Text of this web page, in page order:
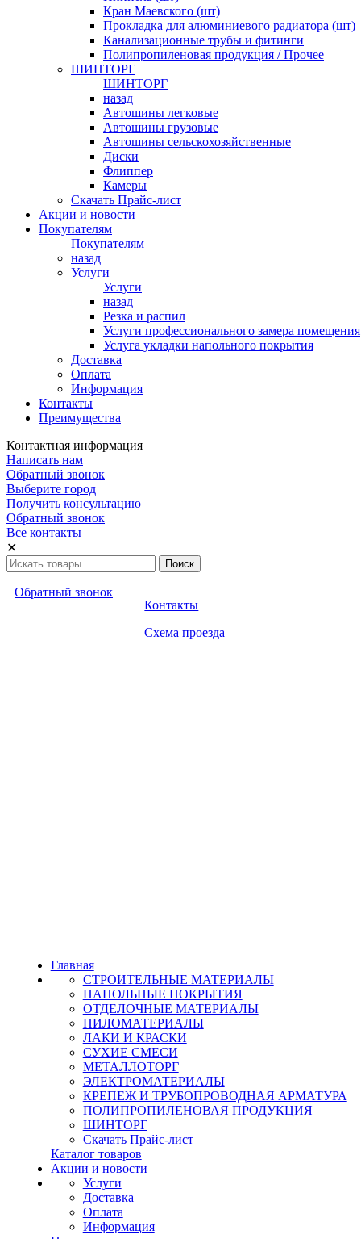
Кран Маевского (шт)
Прокладка для алюминиевого радиатора (шт)
Канализационные трубы и фитинги
Полипропиленовая продукция / Прочее
ШИНТОРГ
ШИНТОРГ
назад
Автошины легковые
Автошины грузовые
Автошины сельскохозяйственные
Диски
Флиппер
Камеры
Скачать Прайс-лист
Акции и новости
Покупателям
Покупателям
назад
Услуги
Услуги
назад
Резка и распил
Услуги профессионального замера помещения
Услуга укладки напольного покрытия
Доставка
Оплата
Информация
Контакты
Преимущества
Контактная информация
Написать нам
Обратный звонок
Выберите город
Получить консультацию
Обратный звонок
Все контакты
✕
Обратный звонок
Контакты
Схема проезда
Главная
СТРОИТЕЛЬНЫЕ МАТЕРИАЛЫ
НАПОЛЬНЫЕ ПОКРЫТИЯ
ОТДЕЛОЧНЫЕ МАТЕРИАЛЫ
ПИЛОМАТЕРИАЛЫ
ЛАКИ И КРАСКИ
СУХИЕ СМЕСИ
МЕТАЛЛОТОРГ
ЭЛЕКТРОМАТЕРИАЛЫ
КРЕПЕЖ И ТРУБОПРОВОДНАЯ АРМАТУРА
ПОЛИПРОПИЛЕНОВАЯ ПРОДУКЦИЯ
ШИНТОРГ
Скачать Прайс-лист
Каталог товаров
Акции и новости
Услуги
Доставка
Оплата
Информация